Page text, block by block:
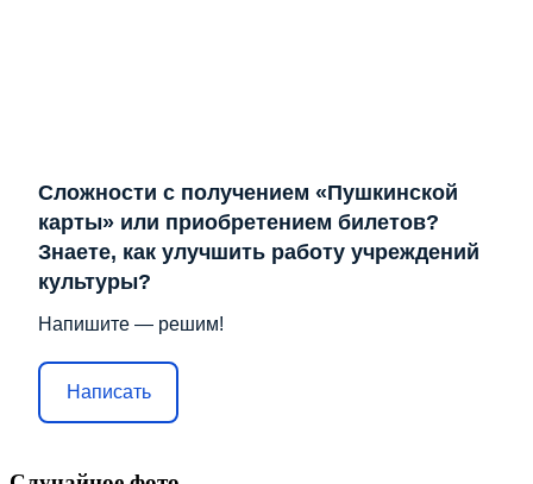
Сложности с получением «Пушкинской
карты» или приобретением билетов?
Знаете, как улучшить работу учреждений
культуры?
Напишите — решим!
Написать